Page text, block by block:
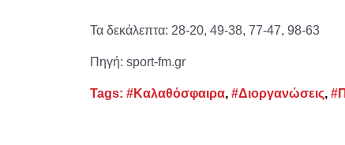
Τα δεκάλεπτα: 28-20, 49-38, 77-47, 98-63
Πηγή: sport-fm.gr
Tags: #Καλαθόσφαιρα, #Διοργανώσεις,